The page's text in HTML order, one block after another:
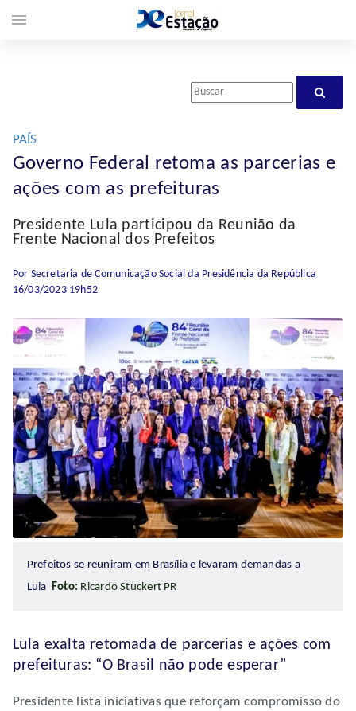
PAÍS
Governo Federal retoma as parcerias e
ações com as prefeituras
Presidente Lula participou da Reunião da
Frente Nacional dos Prefeitos
Por Secretaria de Comunicação Social da Presidência da República
16/03/2023 19h52
Prefeitos se reuniram em Brasília e levaram demandas a
LulaFoto: Ricardo Stuckert PR
Lula exalta retomada de parcerias e ações com
prefeituras: “O Brasil não pode esperar”
Presidente lista iniciativas que reforçam compromisso do
menu